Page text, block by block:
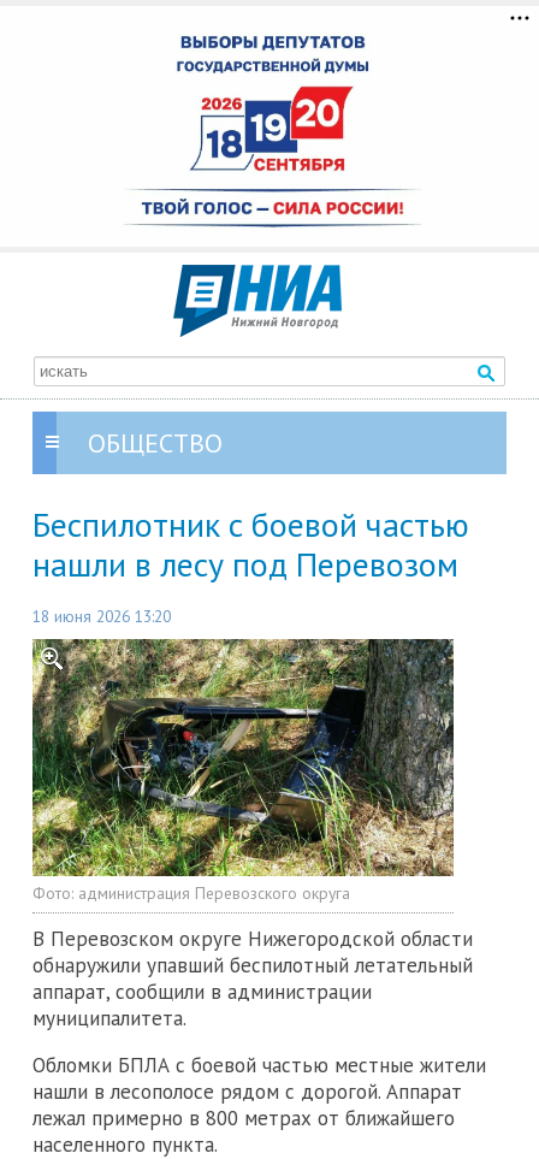
ОБЩЕСТВО
Беспилотник с боевой частью
нашли в лесу под Перевозом
18 июня 2026 13:20
Фото: администрация Перевозского округа
В Перевозском округе Нижегородской области
обнаружили упавший беспилотный летательный
аппарат, сообщили в администрации
муниципалитета.
Обломки БПЛА с боевой частью местные жители
нашли в лесополосе рядом с дорогой. Аппарат
лежал примерно в 800 метрах от ближайшего
населенного пункта.